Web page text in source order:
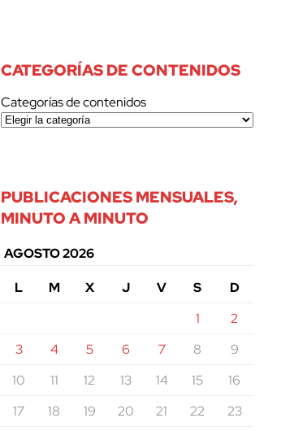
CATEGORÍAS DE CONTENIDOS
Categorías de contenidos
PUBLICACIONES MENSUALES,
MINUTO A MINUTO
AGOSTO 2026
L
M X J V S
D
1
2
3
4 5 6 7 8
9
10
11 12 13 14 15
16
17
18 19 20 21 22
23